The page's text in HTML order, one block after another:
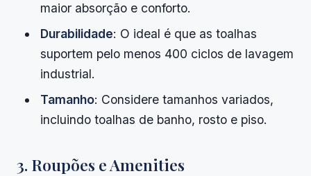
maior absorção e conforto.
Durabilidade: O ideal é que as toalhas
suportem pelo menos 400 ciclos de lavagem
industrial.
Tamanho: Considere tamanhos variados,
incluindo toalhas de banho, rosto e piso.
3. Roupões e Amenities